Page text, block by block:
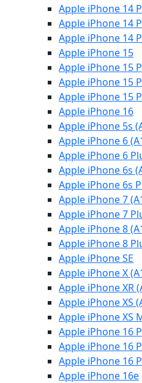
Apple iPhone 14
Apple iPhone 14
Apple iPhone 14
Apple iPhone 15
Apple iPhone 15
Apple iPhone 15
Apple iPhone 15
Apple iPhone 16
Apple iPhone 5s
Apple iPhone 6
Apple iPhone 6
Apple iPhone 6s
Apple iPhone 6s
Apple iPhone 7
Apple iPhone 7
Apple iPhone 8
Apple iPhone 8
Apple iPhone SE
Apple iPhone X
Apple iPhone XR
Apple iPhone XS
Apple iPhone XS
Apple iPhone 16
Apple iPhone 16
Apple iPhone 16
Apple iPhone 16e